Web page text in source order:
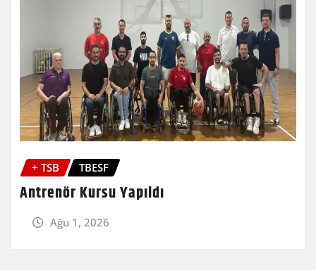
+ TSB TBESF
Antrenör Kursu Yapıldı
Ağu 1, 2026